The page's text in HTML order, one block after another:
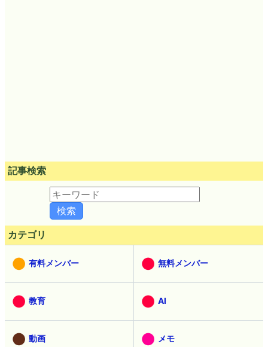
記事検索
カテゴリ
有料メンバー 無料メンバー
教育 AI
動画 メモ